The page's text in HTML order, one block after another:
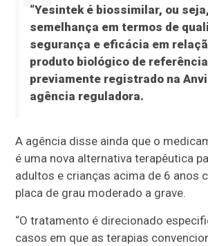
“Yesintek é biossimilar, ou
semelhança em termos de
segurança e eficácia em
produto biológico de referência
previamente registrado na
agência reguladora.
A agência disse ainda que o
é uma nova alternativa terapêutica
adultos e crianças acima de 6 anos
placa de grau moderado a grave.
“O tratamento é direcionado
casos em que as terapias